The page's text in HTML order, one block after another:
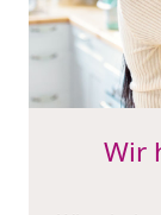
Wir